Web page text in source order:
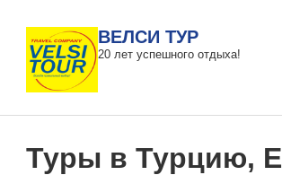
ВЕЛСИ ТУР
20 лет успешного отдыха!
Туры в Турцию,